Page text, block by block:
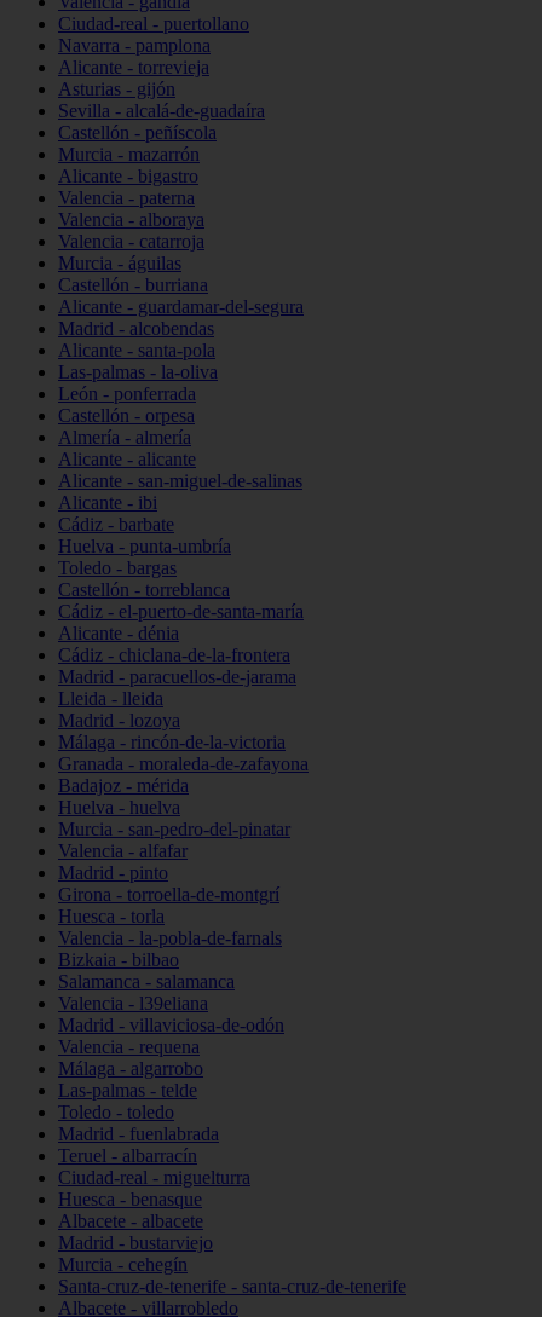
Ciudad-real - puertollano
Navarra - pamplona
Alicante - torrevieja
Asturias - gijón
Sevilla - alcalá-de-guadaíra
Castellón - peñíscola
Murcia - mazarrón
Alicante - bigastro
Valencia - paterna
Valencia - alboraya
Valencia - catarroja
Murcia - águilas
Castellón - burriana
Alicante - guardamar-del-segura
Madrid - alcobendas
Alicante - santa-pola
Las-palmas - la-oliva
León - ponferrada
Castellón - orpesa
Almería - almería
Alicante - alicante
Alicante - san-miguel-de-salinas
Alicante - ibi
Cádiz - barbate
Huelva - punta-umbría
Toledo - bargas
Castellón - torreblanca
Cádiz - el-puerto-de-santa-maría
Alicante - dénia
Cádiz - chiclana-de-la-frontera
Madrid - paracuellos-de-jarama
Lleida - lleida
Madrid - lozoya
Málaga - rincón-de-la-victoria
Granada - moraleda-de-zafayona
Badajoz - mérida
Huelva - huelva
Murcia - san-pedro-del-pinatar
Valencia - alfafar
Madrid - pinto
Girona - torroella-de-montgrí
Huesca - torla
Valencia - la-pobla-de-farnals
Bizkaia - bilbao
Salamanca - salamanca
Valencia - l39eliana
Madrid - villaviciosa-de-odón
Valencia - requena
Málaga - algarrobo
Las-palmas - telde
Toledo - toledo
Madrid - fuenlabrada
Teruel - albarracín
Ciudad-real - miguelturra
Huesca - benasque
Albacete - albacete
Madrid - bustarviejo
Murcia - cehegín
Santa-cruz-de-tenerife - santa-cruz-de-tenerife
Albacete - villarrobledo